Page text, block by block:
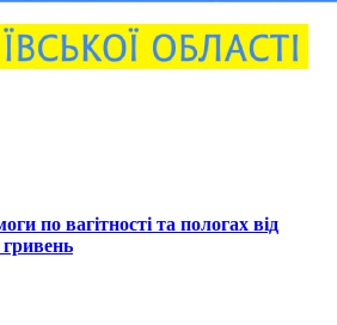
по вагітності та пологах від